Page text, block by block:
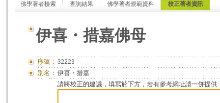
佛學著者檢索 查詢結果 佛學著者規範資料 校正著者資訊
伊喜・措嘉佛母
序號： 32223
別名： 伊喜・措嘉
請將校正的建議，填寫於下方，若有參考網址請一併提供